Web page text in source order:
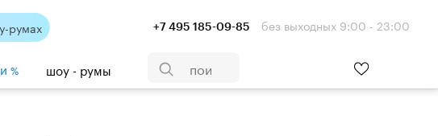
+7 495 185-09-85 без выходных 9:00 - 23:00
румах
% шоу - румы